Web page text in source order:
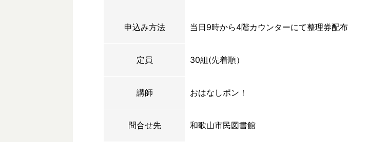
申込み方法 当日9時から4階カウンターにて整理券配布
定員 30組(先着順）
講師 おはなしポン！
問合せ先 和歌山市民図書館